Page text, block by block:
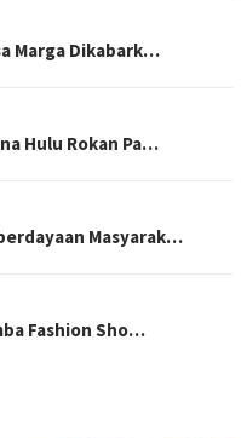
Marga Dikabark…
Hulu Rokan Pa…
Masyarak…
Fashion Sho…